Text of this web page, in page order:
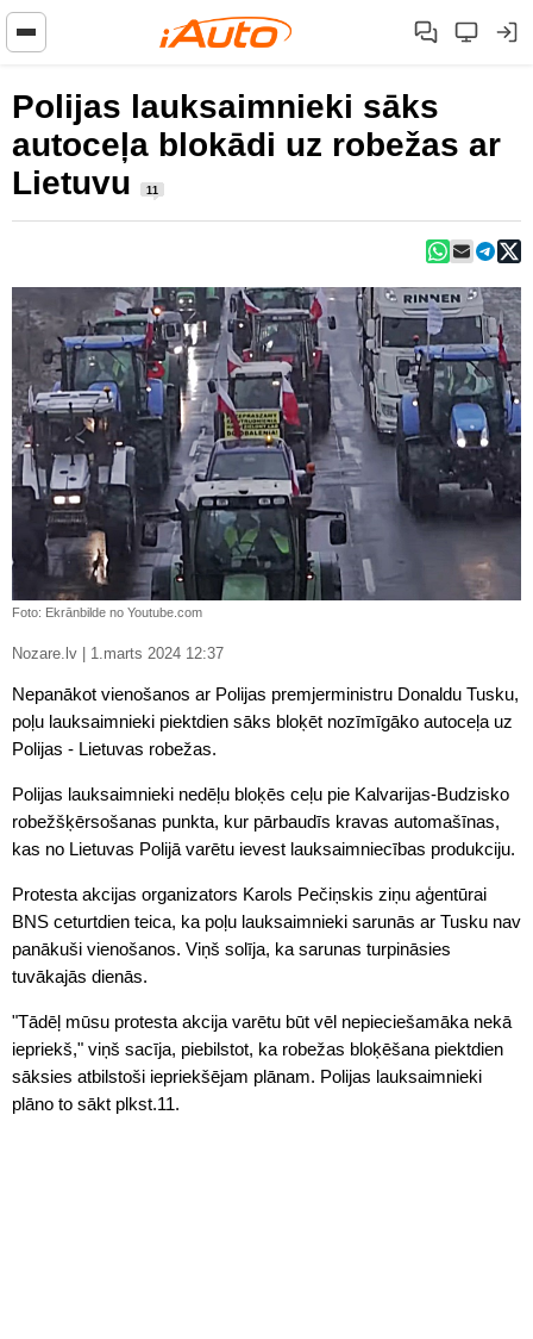
Polijas lauksaimnieki sāks
autoceļa blokādi uz robežas ar
Lietuvu
11
Foto: Ekrānbilde no Youtube.com
Nozare.lv | 1.marts 2024 12:37
Nepanākot vienošanos ar Polijas premjerministru Donaldu Tusku,
poļu lauksaimnieki piektdien sāks bloķēt nozīmīgāko autoceļa uz
Polijas - Lietuvas robežas.
Polijas lauksaimnieki nedēļu bloķēs ceļu pie Kalvarijas-Budzisko
robežšķērsošanas punkta, kur pārbaudīs kravas automašīnas,
kas no Lietuvas Polijā varētu ievest lauksaimniecības produkciju.
Protesta akcijas organizators Karols Pečiņskis ziņu aģentūrai
BNS ceturtdien teica, ka poļu lauksaimnieki sarunās ar Tusku nav
panākuši vienošanos. Viņš solīja, ka sarunas turpināsies
tuvākajās dienās.
"Tādēļ mūsu protesta akcija varētu būt vēl nepieciešamāka nekā
iepriekš," viņš sacīja, piebilstot, ka robežas bloķēšana piektdien
sāksies atbilstoši iepriekšējam plānam. Polijas lauksaimnieki
plāno to sākt plkst.11.